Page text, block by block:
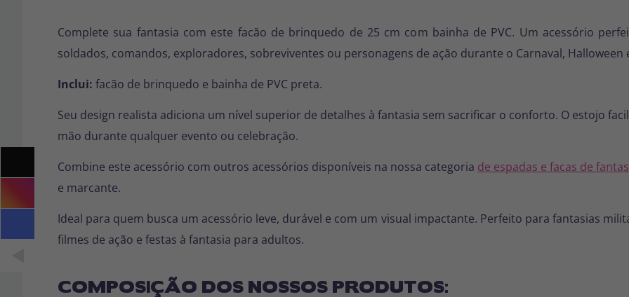
Complete sua fantasia com este facão de brinquedo de 25 cm com bainha de PVC. Um acessório
soldados, comandos, exploradores, sobreviventes ou personagens de ação durante o Carnaval, Halloween
Inclui: facão de brinquedo e bainha de PVC preta.
Seu design realista adiciona um nível superior de detalhes à fantasia sem sacrificar o conforto. O estojo
mão durante qualquer evento ou celebração.
Combine este acessório com outros acessórios disponíveis na nossa categoria de espadas e facas de
e marcante.
Ideal para quem busca um acessório leve, durável e com um visual impactante. Perfeito para fantasias
filmes de ação e festas à fantasia para adultos.
COMPOSIÇÃO DOS NOSSOS PRODUTOS: